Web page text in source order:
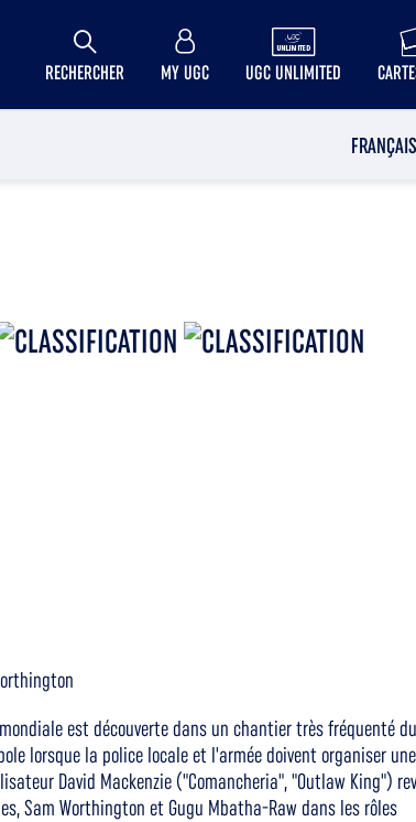
RECHERCHER MY UGC UGC UNLIMITED
FRANÇAIS
est découverte dans un chantier très fréquenté
lorsque la police locale et l'armée doivent organiser une
David Mackenzie ("Comancheria", "Outlaw King")
Sam Worthington et Gugu Mbatha-Raw dans les rôles